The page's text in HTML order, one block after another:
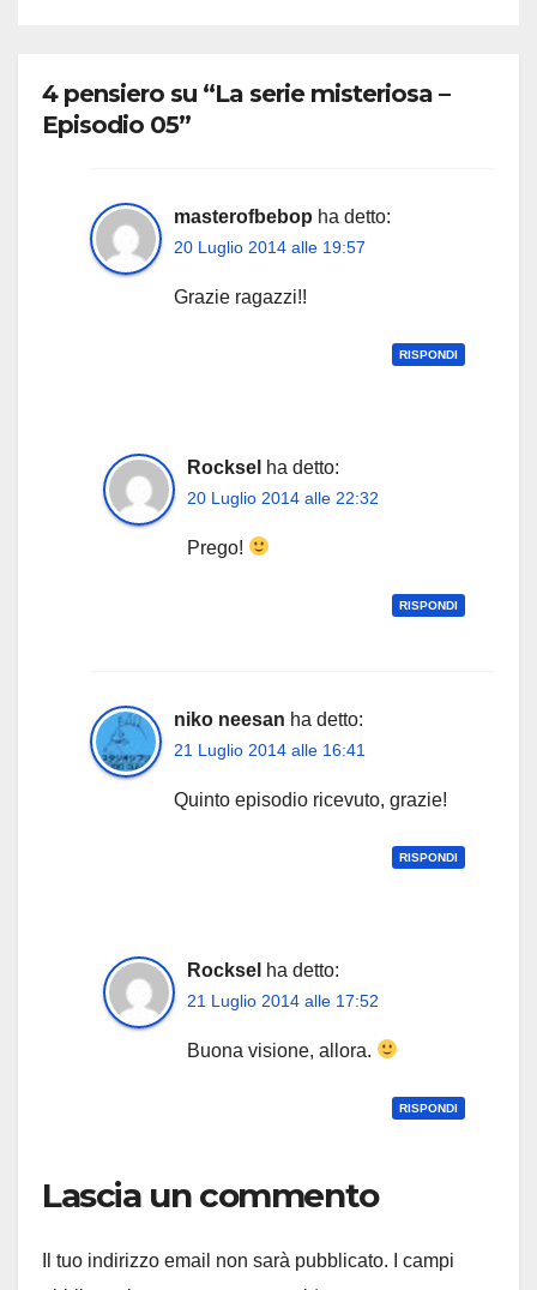
4 pensiero su “La serie misteriosa –
Episodio 05”
masterofbebop ha detto:
20 Luglio 2014 alle 19:57
Grazie ragazzi!!
RISPONDI
Rocksel ha detto:
20 Luglio 2014 alle 22:32
Prego!
RISPONDI
niko neesan ha detto:
21 Luglio 2014 alle 16:41
Quinto episodio ricevuto, grazie!
RISPONDI
Rocksel ha detto:
21 Luglio 2014 alle 17:52
Buona visione, allora.
RISPONDI
Lascia un commento
Il tuo indirizzo email non sarà pubblicato.
I campi